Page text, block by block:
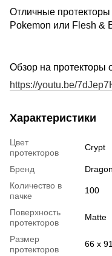
Отличные протекторы
Pokemon или Flesh &
Обзор на протекторы
https://youtu.be/
Характеристики
Цвет
протекторов
Crypt
Бренд
Количество в
пачке
100
Поверхность
протекторов
Matte
Размер
протекторов
66 х